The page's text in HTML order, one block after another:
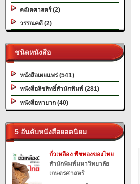
คณิตศาสตร์ (2)
วรรณคดี (2)
ชนิดหนังสือ
หนังสือเผยแพร่ (541)
หนังสือลิขสิทธิ์สำนักพิมพ์ (281)
หนังสือหายาก (40)
5 อันดับหนังสือยอดนิยม
ถั่วเหลือง พืชทองของไทย
สำนักพิมพ์มหาวิทยาลัย
เกษตรศาสตร์